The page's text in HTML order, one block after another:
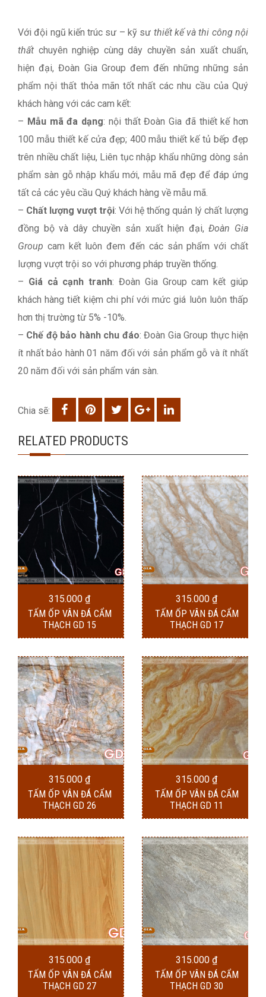
Với đội ngũ kiến trúc sư – kỹ sư thiết kế và thi công nội
thất chuyên nghiệp cùng dây chuyền sản xuất chuẩn,
hiện đại, Đoàn Gia Group đem đến những những sản
phẩm nội thất thỏa mãn tốt nhất các nhu cầu của Quý
khách hàng với các cam kết:
– Mẫu mã đa dạng: nội thất Đoàn Gia đã thiết kế hơn
100 mẫu thiết kế cửa đẹp; 400 mẫu thiết kế tủ bếp đẹp
trên nhiều chất liệu, Liên tục nhập khẩu những dòng sản
phẩm sàn gỗ nhập khẩu mới, mẫu mã đẹp để đáp ứng
tất cả các yêu cầu Quý khách hàng về mẫu mã.
– Chất lượng vượt trội: Với hệ thống quản lý chất lượng
đồng bộ và dây chuyền sản xuất hiện đại,Đoàn Gia
Group cam kết luôn đem đến các sản phẩm với chất
lượng vượt trội so với phương pháp truyền thống.
– Giá cả cạnh tranh: Đoàn Gia Group cam kết giúp
khách hàng tiết kiệm chi phí với mức giá luôn luôn thấp
hơn thị trường từ 5% -10%.
– Chế độ bảo hành chu đáo: Đoàn Gia Group thực hiện
ít nhất bảo hành 01 năm đối với sản phẩm gỗ và ít nhất
20 năm đối với sản phẩm ván sàn.
Chia sẽ:
RELATED PRODUCTS
315.000 ₫
TẤM ỐP VÂN ĐÁ CẨM
THẠCH GD 15
315.000 ₫
TẤM ỐP VÂN ĐÁ CẨM
THẠCH GD 17
315.000 ₫
TẤM ỐP VÂN ĐÁ CẨM
THẠCH GD 26
315.000 ₫
TẤM ỐP VÂN ĐÁ CẨM
THẠCH GD 11
315.000 ₫
TẤM ỐP VÂN ĐÁ CẨM
THẠCH GD 27
315.000 ₫
TẤM ỐP VÂN ĐÁ CẨM
THẠCH GD 30